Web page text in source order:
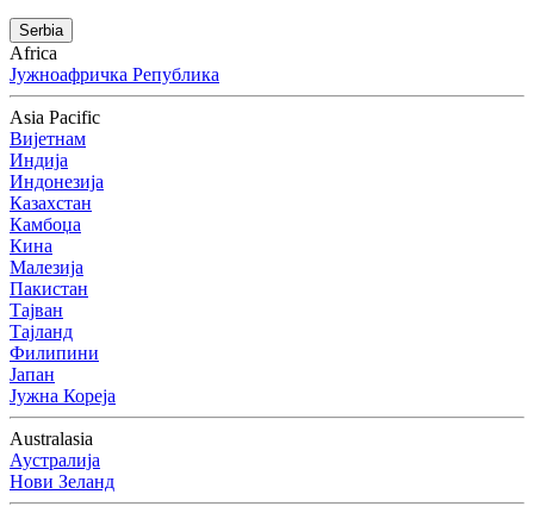
Serbia
Africa
Јужноафричка Република
Asia Pacific
Вијетнам
Индија
Индонезија
Казахстан
Камбоџа
Кина
Малезија
Пакистан
Тајван
Тајланд
Филипини
Јапан
Јужна Кореја
Australasia
Аустралија
Нови Зеланд